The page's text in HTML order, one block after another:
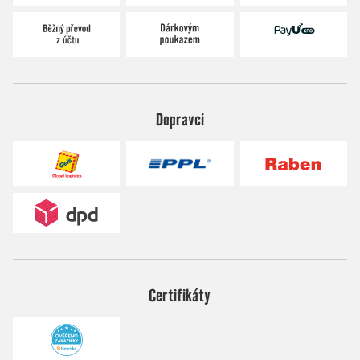
Dopravci
Certifikáty